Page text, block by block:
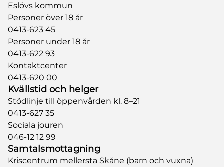
Eslövs kommun
Personer över 18 år
0413-623 45
Personer under 18 år
0413-622 93
Kontaktcenter
0413-620 00
Kvällstid och helger
Stödlinje till öppenvården kl. 8–21
0413-627 35
Sociala jouren
046-12 12 99
Samtalsmottagning
Kriscentrum mellersta Skåne (barn och vuxna)